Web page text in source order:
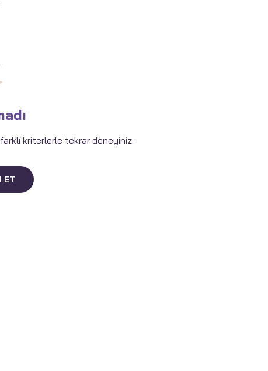
kriterlerle tekrar deneyiniz.
ET